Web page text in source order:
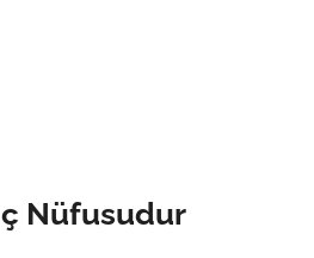
Nüfusudur